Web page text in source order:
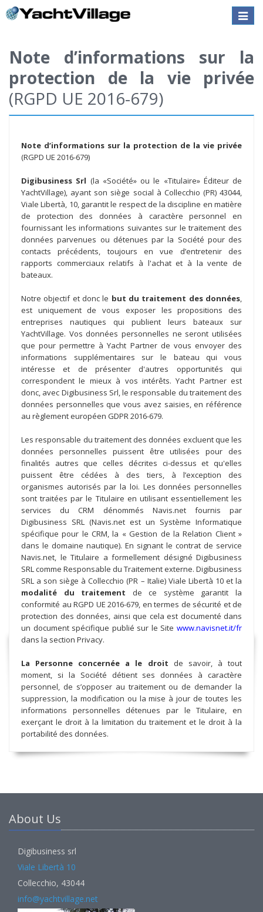
Toggle
Note d’informations sur la
protection de la vie privée
(RGPD UE 2016-679)
Note d’informations sur la protection de la vie privée
(RGPD UE 2016-679)
Digibusiness Srl (la «Société» ou le «Titulaire» Éditeur de
YachtVillage), ayant son siège social à Collecchio (PR) 43044,
Viale Libertà, 10, garantit le respect de la discipline en matière
de protection des données à caractère personnel en
fournissant les informations suivantes sur le traitement des
données parvenues ou détenues par la Société pour des
contacts précédents, toujours en vue d’entretenir des
rapports commerciaux relatifs à l'achat et à la vente de
bateaux.
Notre objectif et donc le but du traitement des données,
est uniquement de vous exposer les propositions des
entreprises nautiques qui publient leurs bateaux sur
YachtVillage. Vos données personnelles ne seront utilisées
que pour permettre à Yacht Partner de vous envoyer des
informations supplémentaires sur le bateau qui vous
intéresse et de présenter d'autres opportunités qui
correspondent le mieux à vos intérêts. Yacht Partner est
donc, avec Digibusiness Srl, le responsable du traitement des
données personnelles que vous avez saisies, en référence
au règlement européen GDPR 2016-679.
Les responsable du traitement des données excluent que les
données personnelles puissent être utilisées pour des
finalités autres que celles décrites ci-dessus et qu'elles
puissent être cédées à des tiers, à l’exception des
organismes autorisés par la loi. Les données personnelles
sont traitées par le Titulaire en utilisant essentiellement les
services du CRM dénommés Navis.net fournis par
Digibusiness SRL (Navis.net est un Système Informatique
spécifique pour le CRM, la « Gestion de la Relation Client »
dans le domaine nautique). En signant le contrat de service
Navis.net, le Titulaire a formellement désigné Digibusiness
SRL comme Responsable du Traitement externe. Digibusiness
SRL a son siège à Collecchio (PR – Italie) Viale Libertà 10 et la
modalité du traitement de ce système garantit la
conformité au RGPD UE 2016-679, en termes de sécurité et de
protection des données, ainsi que cela est documenté dans
un document spécifique publié sur le Site www.navisnet.it/fr
dans la section Privacy.
La Personne concernée a le droit de savoir, à tout
moment, si la Société détient ses données à caractère
personnel, de s’opposer au traitement ou de demander la
suppression, la modification ou la mise à jour de toutes les
informations personnelles détenues par le Titulaire, en
exerçant le droit à la limitation du traitement et le droit à la
portabilité des données.
About Us
Digibusiness srl
Viale Libertà 10
Collecchio, 43044
info@yachtvillage.net